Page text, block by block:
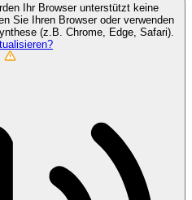
Ihr Browser unterstützt keine
Sie Ihren Browser oder verwenden
(z.B. Chrome, Edge, Safari).